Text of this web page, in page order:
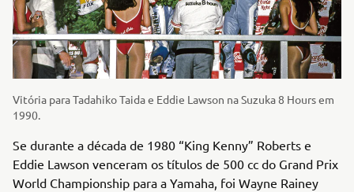
Vitória para Tadahiko Taida e Eddie Lawson na Suzuka 8 Hours em
1990.
Se durante a década de 1980 “King Kenny” Roberts e
Eddie Lawson venceram os títulos de 500 cc do Grand Prix
World Championship para a Yamaha, foi Wayne Rainey